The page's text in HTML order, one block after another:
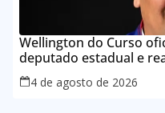
Wellington do Curso
deputado estadual e
povo do Maranhão
4 de agosto de 2026